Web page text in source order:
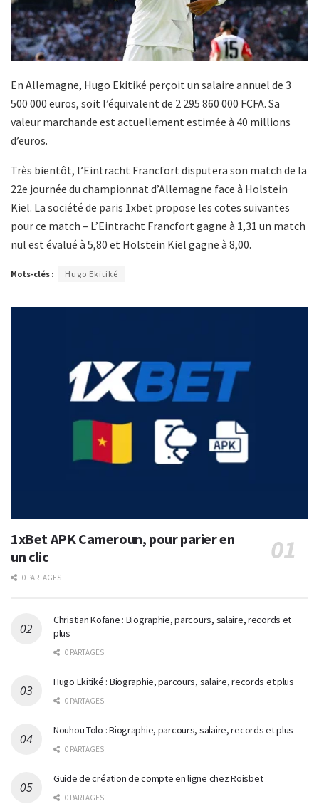
En Allemagne, Hugo Ekitiké perçoit un salaire annuel de 3
500 000 euros, soit l’équivalent de 2 295 860 000 FCFA. Sa
valeur marchande est actuellement estimée à 40 millions
d’euros.
Très bientôt, l’Eintracht Francfort disputera son match de la
22e journée du championnat d’Allemagne face à Holstein
Kiel. La société de paris 1xbet propose les cotes suivantes
pour ce match – L’Eintracht Francfort gagne à 1,31 un match
nul est évalué à 5,80 et Holstein Kiel gagne à 8,00.
Mots-clés : Hugo Ekitiké
1xBet APK Cameroun, pour parier en
un clic
0 PARTAGES
Christian Kofane : Biographie, parcours, salaire, records et
plus
0 PARTAGES
Hugo Ekitiké : Biographie, parcours, salaire, records et plus
0 PARTAGES
Nouhou Tolo : Biographie, parcours, salaire, records et plus
0 PARTAGES
Guide de création de compte en ligne chez Roisbet
0 PARTAGES